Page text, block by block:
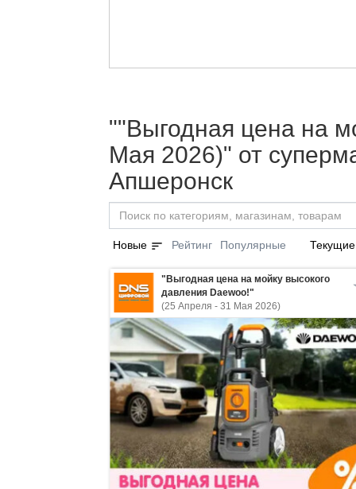
""Выгодная цена на
Мая 2026)" от
Апшеронск
Новые sort Рейтинг Популярные Текущие
"Выгодная цена на мойку высокого
давления Daewoo!"
(25 Апреля - 31 Мая 2026)